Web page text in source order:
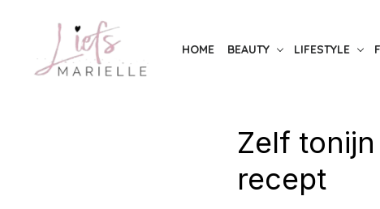
content
HOME BEAUTY LIFESTYLE
Zelf
recept